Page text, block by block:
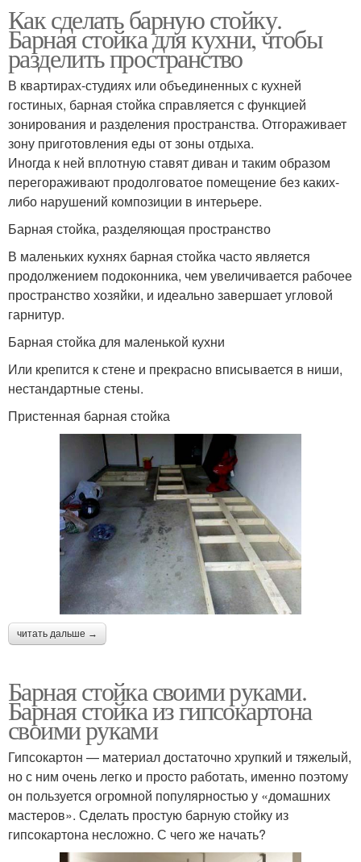
Как сделать барную стойку.
Барная стойка для кухни, чтобы
разделить пространство
В квартирах-студиях или объединенных с кухней
гостиных, барная стойка справляется с функцией
зонирования и разделения пространства. Отгораживает
зону приготовления еды от зоны отдыха.
Иногда к ней вплотную ставят диван и таким образом
перегораживают продолговатое помещение без каких-
либо нарушений композиции в интерьере.
Барная стойка, разделяющая пространство
В маленьких кухнях барная стойка часто является
продолжением подоконника, чем увеличивается рабочее
пространство хозяйки, и идеально завершает угловой
гарнитур.
Барная стойка для маленькой кухни
Или крепится к стене и прекрасно вписывается в ниши,
нестандартные стены.
Пристенная барная стойка
читать дальше →
Барная стойка своими руками.
Барная стойка из гипсокартона
своими руками
Гипсокартон — материал достаточно хрупкий и тяжелый,
но с ним очень легко и просто работать, именно поэтому
он пользуется огромной популярностью у «домашних
мастеров». Сделать простую барную стойку из
гипсокартона несложно. С чего же начать?